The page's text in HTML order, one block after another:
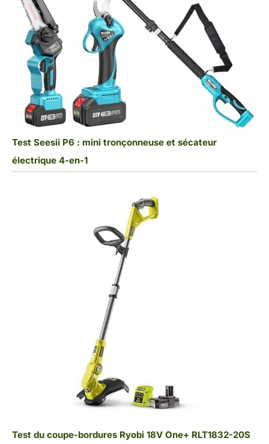
Test Seesii P6 : mini tronçonneuse et sécateur
électrique 4-en-1
Test du coupe-bordures Ryobi 18V One+ RLT1832-20S